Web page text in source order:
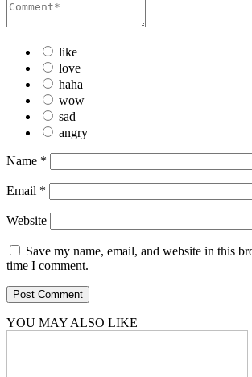
like
love
haha
wow
sad
angry
Name *
Email *
Website
Save my name, email, and website in this
time I comment.
YOU MAY ALSO LIKE